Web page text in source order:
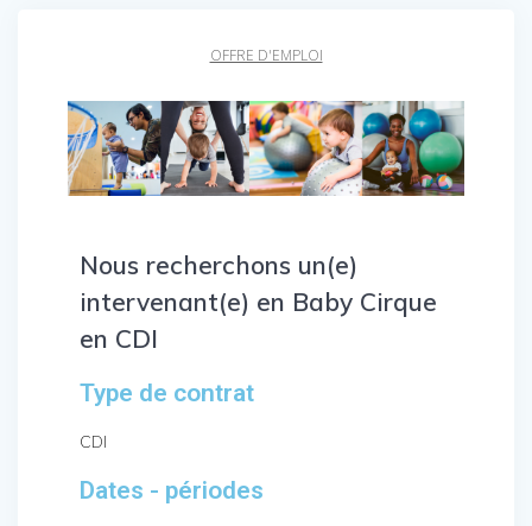
OFFRE D'EMPLOI
Nous recherchons un(e)
intervenant(e) en Baby Cirque
en CDI
Type de contrat
CDI
Dates - périodes